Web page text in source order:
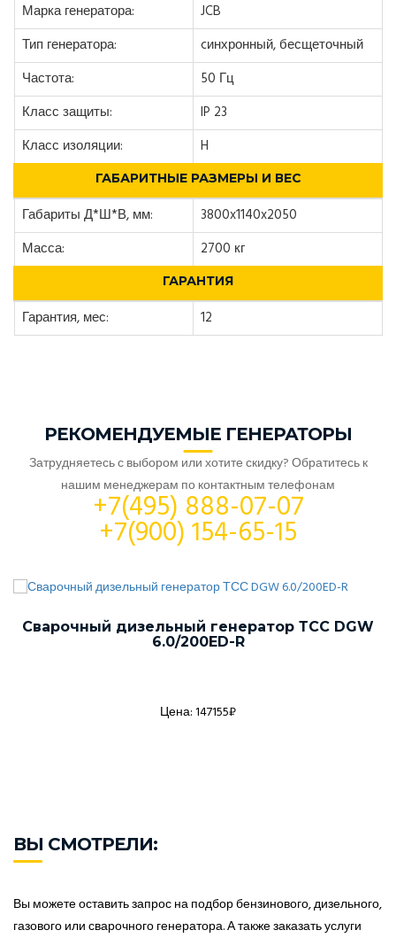
Марка генератора:
JCB
Тип генератора:
cинхронный, бесщеточный
Частота:
50 Гц
Класс защиты:
IP 23
Класс изоляции:
H
ГАБАРИТНЫЕ РАЗМЕРЫ И ВЕС
Габариты Д*Ш*В, мм:
3800x1140x2050
Масса:
2700 кг
ГАРАНТИЯ
Гарантия, мес: 12
РЕКОМЕНДУЕМЫЕ ГЕНЕРАТОРЫ
Затрудняетесь с выбором или хотите скидку? Обратитесь к
нашим менеджерам по контактным телефонам
+7(495) 888-07-07
+7(900) 154-65-15
Сварочный дизельный генератор ТСС DGW
6.0/200ED-R
Цена: 147155₽
ВЫ СМОТРЕЛИ:
Вы можете оставить запрос на подбор бензинового, дизельного,
газового или сварочного генератора. А также заказать услуги